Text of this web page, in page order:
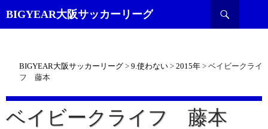
BIGYEAR大阪サッカーリーグ
索
BIGYEAR大阪サッカーリーグ > 9.使わない > 2015年 > ベイビークライ
フ 藤本
ベイビークライフ 藤本